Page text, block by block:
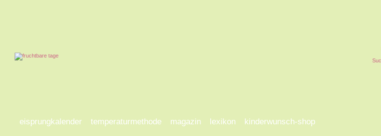
eisprungkalender temperaturmethode magazin lexikon kinderwunsch-shop